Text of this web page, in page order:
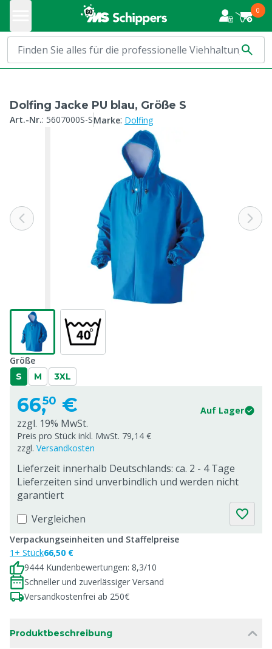
0
Dolfing Jacke PU blau, Größe S
Art.-Nr.: 5607000S-SMarke: Dolfing
Größe
S M 3XL
66,50 € Auf Lager
zzgl. 19% MwSt.
Preis pro Stück inkl. MwSt. 79,14 €
zzgl. Versandkosten
Lieferzeit innerhalb Deutschlands: ca. 2 - 4 Tage
Lieferzeiten sind unverbindlich und werden nicht
garantiert
Vergleichen
Verpackungseinheiten und Staffelpreise
1+ Stück66,50 €
9444 Kundenbewertungen: 8,3/10
Schneller und zuverlässiger Versand
Versandkostenfrei ab 250€
Produktbeschreibung